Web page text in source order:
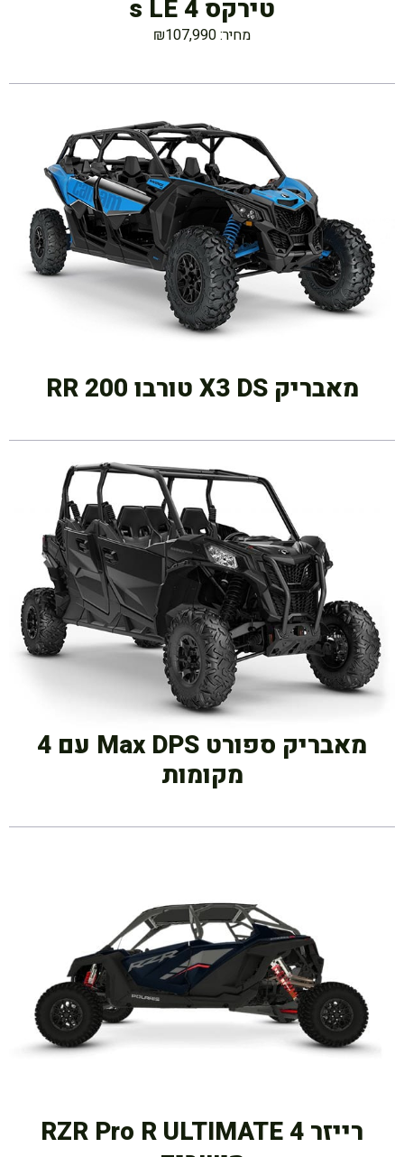
טירקס 4 s LE
מחיר: ₪107,990
מאבריק X3 DS טורבו RR 200
מאבריק ספורט Max DPS עם 4
מקומות
רייזר RZR Pro R ULTIMATE 4